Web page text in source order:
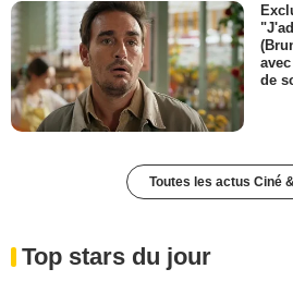
de
Toutes les actus Ciné
Top stars du jour